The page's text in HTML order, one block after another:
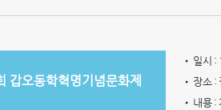
갑오동학혁명기념문화제
• 일시 :
• 장소 :
• 내용 :